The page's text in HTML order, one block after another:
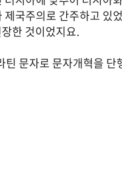
국주의로 간주하고 있
한 것이었지요.
문자로 문자개혁을 단